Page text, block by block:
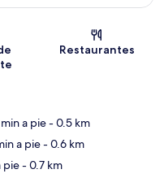
del mapa
Restaurantes
a pie- 0.5 km
a pie- 0.6 km
pie- 0.7 km